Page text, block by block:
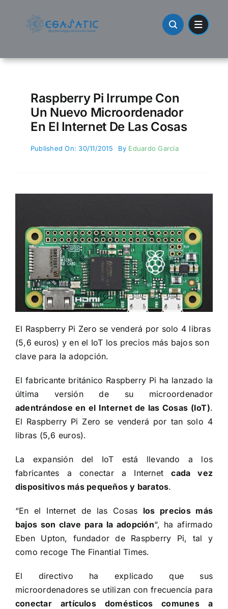
Raspberry Pi Irrumpe Con
Un Nuevo Microordenador
En El Internet De Las Cosas
Published On: 30/11/2015 By Eduardo García
El Raspberry Pi Zero se venderá por solo 4 libras
(5,6 euros) y en el IoT los precios más bajos son
clave para la adopción.
El fabricante británico Raspberry Pi ha lanzado la
última versión de su microordenador
adentrándose en el Internet de las Cosas (IoT).
El Raspberry Pi Zero se venderá por tan solo 4
libras (5,6 euros).
La expansióndel IoT está llevando a los
fabricantes a conectar a Internetcada vez
dispositivos más pequeños y baratos.
“En el Internet de las Cosas los precios más
bajos son clave para la adopción“, ha afirmado
Eben Upton, fundador de Raspberry Pi, tal y
como recoge The Finantial Times.
El directivo ha explicado que sus
microordenadores se utilizan con frecuencia para
conectar artículos domésticos comunes a